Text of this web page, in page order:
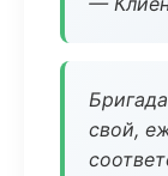
свой,